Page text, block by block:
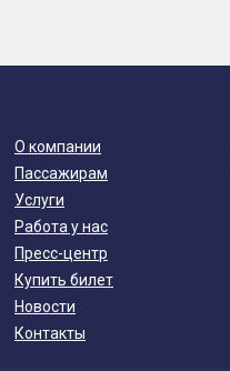
О компании
Пассажирам
Услуги
Работа у нас
Пресс-центр
Купить билет
Новости
Контакты